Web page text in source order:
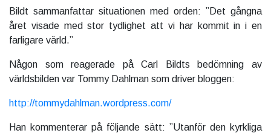
Bildt sammanfattar situationen med orden: ”Det gångna
året visade med stor tydlighet att vi har kommit in i en
farligare värld.”
Någon som reagerade på Carl Bildts bedömning av
världsbilden var Tommy Dahlman som driver bloggen:
http://tommydahlman.wordpress.com/
Han kommenterar på följande sätt: ”Utanför den kyrkliga